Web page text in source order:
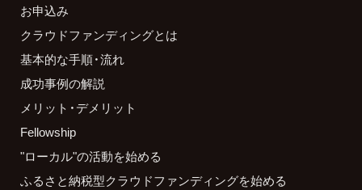
お申込み
クラウドファンディングとは
基本的な手順・流れ
成功事例の解説
メリット・デメリット
Fellowship
"ローカル"の活動を始める
ふるさと納税型クラウドファンディングを始める